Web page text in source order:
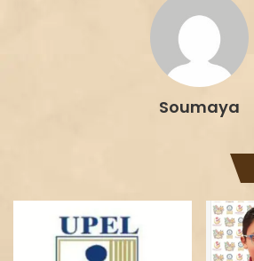
Soumaya